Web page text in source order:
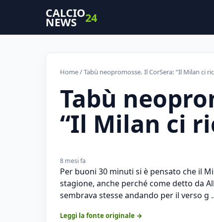
CALCIO
NEWS 24
Home/ Tabù neopromosse. Il CorSera: “Il Milan ci
Tabù
“Il Milan ci
8 mesi fa
Per buoni 30 minuti si è pensato che il
stagione, anche perché come detto da
sembrava stesse andando per il verso g
Leggi la fonte originale →